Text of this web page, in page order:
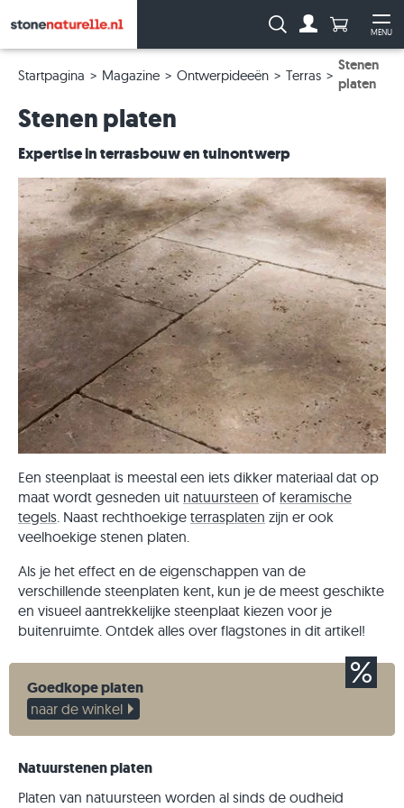
MENU
Zoeken: Aantal
Startpagina Magazine Ontwerpideeën Terras
Stenen
platen
Stenen platen
Expertise in terrasbouw en tuinontwerp
Een steenplaat is meestal een iets dikker materiaal dat op
maat wordt gesneden uit natuursteen of keramische
tegels. Naast rechthoekige terrasplaten zijn er ook
veelhoekige stenen platen.
Als je het effect en de eigenschappen van de
verschillende steenplaten kent, kun je de meest geschikte
en visueel aantrekkelijke steenplaat kiezen voor je
buitenruimte. Ontdek alles over flagstones in dit artikel!
Goedkope platen
naar de winkel
Natuurstenen platen
Platen van natuursteen worden al sinds de oudheid